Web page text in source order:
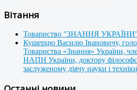
Вітання
Товариство "ЗНАННЯ
Кушерцю Василю Івановичу,
Товариства «Знання» України,
НАПН України, доктору
заслуженому діячу науки і